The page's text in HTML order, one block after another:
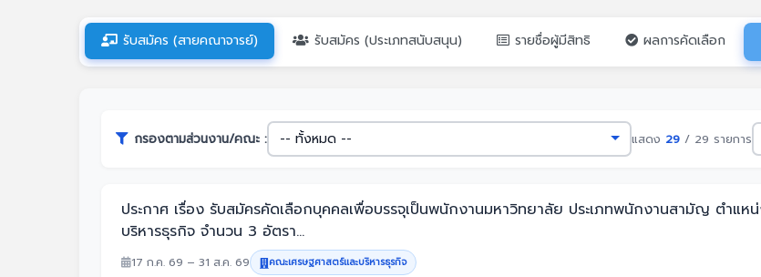
รับสมัคร (สายคณาจารย์) รับสมัคร (ประเภทสนับสนุน) รายชื่อผู้มีสิทธิ ผลการคัดเลือก
กรองตามส่วนงาน/คณะ : แสดง 29 / 29 รายการ
ประกาศ เรื่อง รับสมัครคัดเลือกบุคคลเพื่อบรรจุเป็นพนักงานมหาวิทยาลัย ประเภทพนักงานสามัญ ตำ
บริหารธุรกิจ จำนวน 3 อัตรา...
17 ก.ค. 69 – 31 ส.ค. 69 คณะเศรษฐศาสตร์และบริหารธุรกิจ